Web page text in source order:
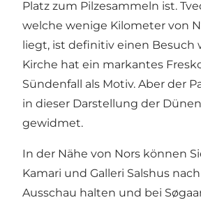
Platz zum Pilzesammeln ist.
welche wenige Kilometer von
liegt, ist definitiv einen Besuch
Kirche hat ein markantes
Sündenfall als Motiv. Aber der
in dieser Darstellung der
gewidmet.
In der Nähe von Nors können
Kamari und Galleri Salshus
Ausschau halten und bei